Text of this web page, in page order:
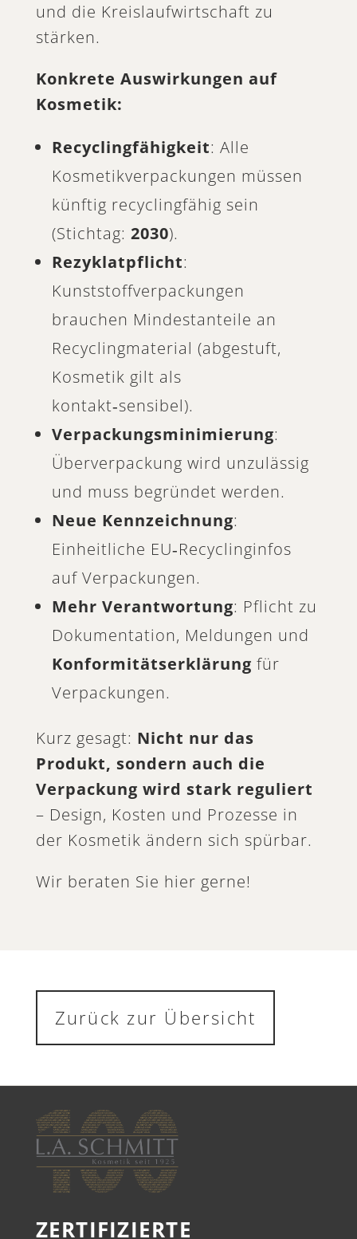
und die Kreislaufwirtschaft zu
stärken.
Konkrete Auswirkungen auf
Kosmetik:
Recyclingfähigkeit: Alle
Kosmetikverpackungen müssen
künftig recyclingfähig sein
(Stichtag: 2030).
Rezyklatpflicht:
Kunststoffverpackungen
brauchen Mindestanteile an
Recyclingmaterial (abgestuft,
Kosmetik gilt als
kontakt‑sensibel).
Verpackungsminimierung:
Überverpackung wird unzulässig
und muss begründet werden.
Neue Kennzeichnung:
Einheitliche EU‑Recyclinginfos
auf Verpackungen.
Mehr Verantwortung: Pflicht zu
Dokumentation, Meldungen und
Konformitätserklärung für
Verpackungen.
Kurz gesagt: Nicht nur das
Produkt, sondern auch die
Verpackung wird stark reguliert
– Design, Kosten und Prozesse in
der Kosmetik ändern sich spürbar.
Wir beraten Sie hier gerne!
Zurück zur Übersicht
ZERTIFIZIERTE